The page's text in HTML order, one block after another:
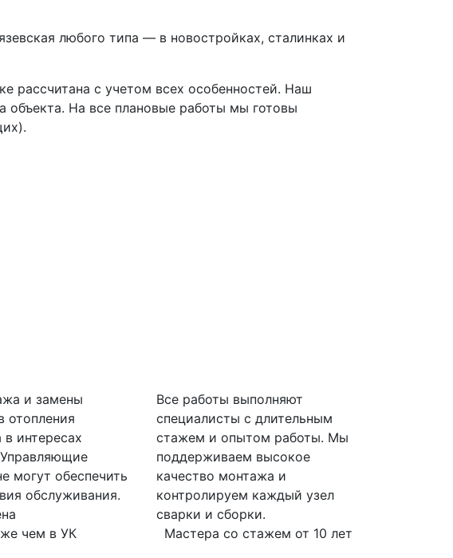
любого типа — в новостройках, сталинках и
рассчитана с учетом всех особенностей. Наш
объекта. На все плановые работы мы готовы
и замены
отопления
в интересах
Управляющие
могут обеспечить
обслуживания.
чем в УК
Все работы выполняют
специалисты с длительным
стажем и опытом работы. Мы
поддерживаем высокое
качество монтажа и
контролируем каждый узел
сварки и сборки.
Мастера со стажем от 10 лет